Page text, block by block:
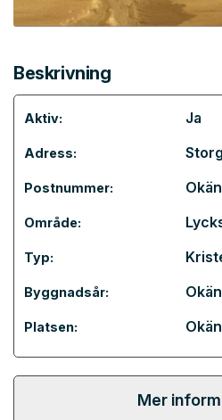
Beskrivning
Aktiv: Ja
Adress:
Postnummer:
Område:
Typ:
Byggnadsår:
Platsen:
Mer